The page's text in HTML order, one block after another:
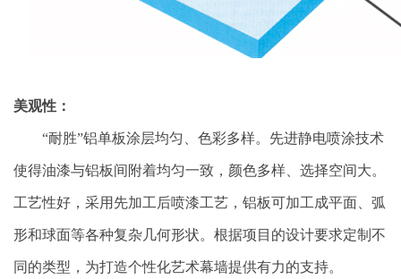
美观性：
“耐胜”铝单板涂层均匀、色彩多样。先进静电喷涂技术
使得油漆与铝板间附着均匀一致，颜色多样、选择空间大。
工艺性好，采用先加工后喷漆工艺，铝板可加工成平面、弧
形和球面等各种复杂几何形状。根据项目的设计要求定制不
同的类型，为打造个性化艺术幕墙提供有力的支持。